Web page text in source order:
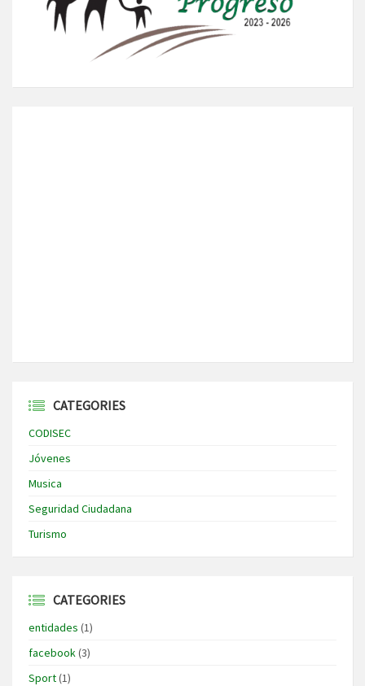
CATEGORIES
CODISEC
Jóvenes
Musica
Seguridad Ciudadana
Turismo
CATEGORIES
entidades (1)
facebook(3)
Sport(1)